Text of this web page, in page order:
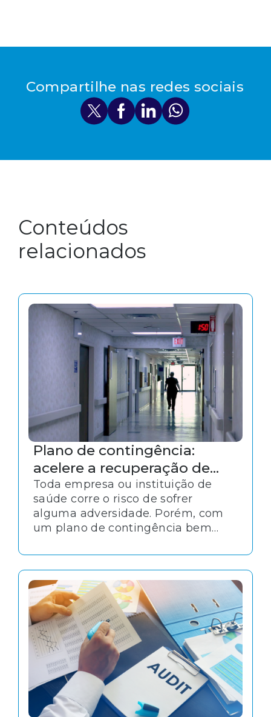
Compartilhe nas redes sociais
Conteúdos
relacionados
Plano de contingência:
acelere a recuperação de
acidentes na sua instituição
Toda empresa ou instituição de
saúde corre o risco de sofrer
alguma adversidade. Porém, com
um plano de contingência bem
recuperação podem ser acelerados,
evitando danos maiores, ou mesmo
uma tragédia.